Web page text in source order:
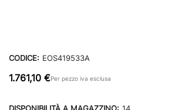
CODICE: EOS419533A
1.761,10 €Per pezzo iva esclusa
DISPONIBILITÀ A MAGAZZINO: 14